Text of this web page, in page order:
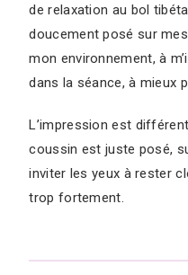
de relaxation au bol
doucement posé sur mes
mon environnement, à
dans la séance, à mieux
L’impression est
coussin est juste posé,
inviter les yeux à rester
trop fortement.